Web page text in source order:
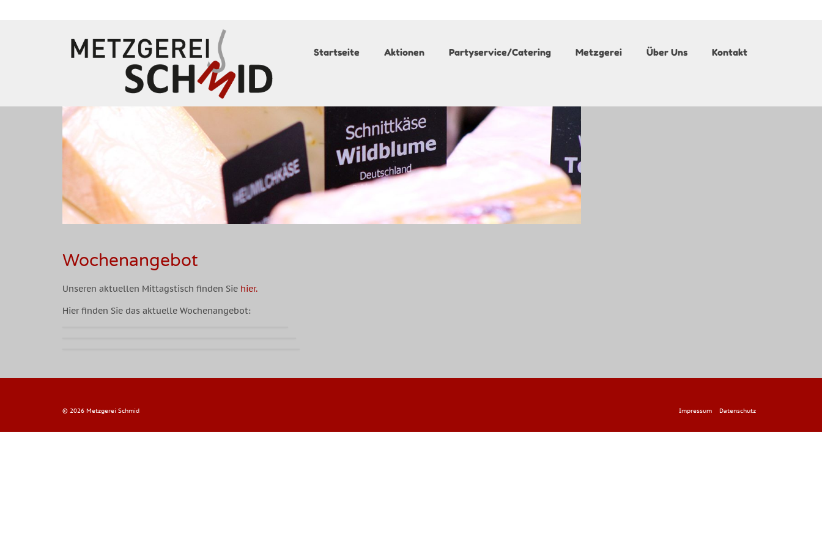
Startseite Aktionen Partyservice/Catering Metzgerei Über Uns Kontakt
Wochenangebot
Unseren aktuellen Mittagstisch finden Sie hier.
Hier finden Sie das aktuelle Wochenangebot:
Impressum Datenschutz
© 2026 Metzgerei Schmid